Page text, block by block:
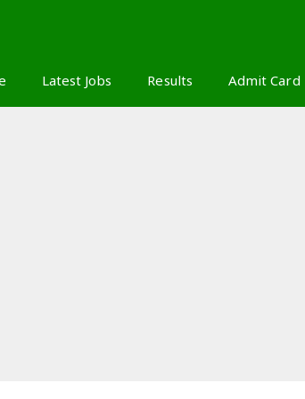
Latest Jobs Results Admit Card